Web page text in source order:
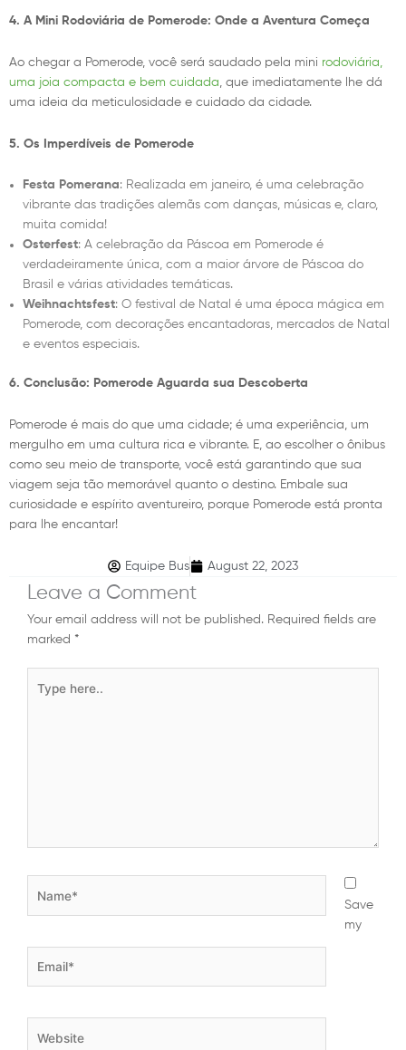
4. A Mini Rodoviária de Pomerode: Onde a Aventura Começa
Ao chegar a Pomerode, você será saudado pela mini rodoviária,
uma joia compacta e bem cuidada , que imediatamente lhe dá
uma ideia da meticulosidade e cuidado da cidade.
5. Os Imperdíveis de Pomerode
Festa Pomerana: Realizada em janeiro, é uma celebração
vibrante das tradições alemãs com danças, músicas e, claro,
muita comida!
Osterfest: A celebração da Páscoa em Pomerode é
verdadeiramente única, com a maior árvore de Páscoa do
Brasil e várias atividades temáticas.
Weihnachtsfest: O festival de Natal é uma época mágica em
Pomerode, com decorações encantadoras, mercados de Natal
e eventos especiais.
6. Conclusão: Pomerode Aguarda sua Descoberta
Pomerode é mais do que uma cidade; é uma experiência, um
mergulho em uma cultura rica e vibrante. E, ao escolher o ônibus
como seu meio de transporte, você está garantindo que sua
viagem seja tão memorável quanto o destino. Embale sua
curiosidade e espírito aventureiro, porque Pomerode está pronta
para lhe encantar!
Equipe Bus August 22, 2023
Leave a Comment
Your email address will not be published. Required fields are
marked *
here..
Save
my